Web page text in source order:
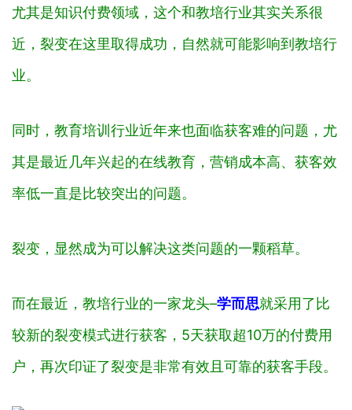
尤其是知识付费领域，这个和教培行业其实关系很
近，裂变在这里取得成功，自然就可能影响到教培行
业。
同时，教育培训行业近年来也面临获客难的问题，尤
其是最近几年兴起的在线教育，营销成本高、获客效
率低一直是比较突出的问题。
裂变，显然成为可以解决这类问题的一颗稻草。
而在最近，教培行业的一家龙头–学而思就采用了比
较新的裂变模式进行获客，5天获取超10万的付费用
户，再次印证了裂变是非常有效且可靠的获客手段。